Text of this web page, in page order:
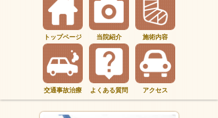
トップページ 当院紹介 施術内容
交通事故治療 よくある質問 アクセス